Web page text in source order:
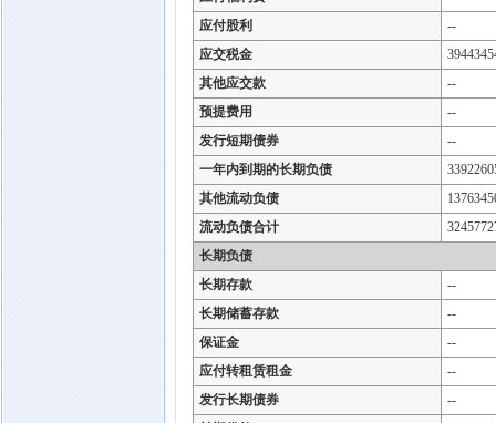
应付股利
--
应交税金
其他应交款
--
预提费用
--
发行短期债券
--
一年内到期的长期负债
其他流动负债
流动负债合计
长期负债
长期存款
--
长期储蓄存款
--
保证金
--
应付转租赁租金
--
发行长期债券
--